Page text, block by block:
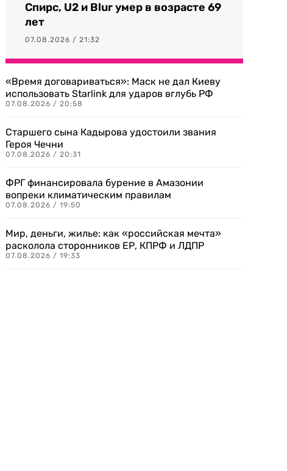
Спирс, U2 и Blur умер в возрасте 69
лет
07.08.2026 / 21:32
«Время договариваться»: Маск не дал Киеву
использовать Starlink для ударов вглубь РФ
07.08.2026 / 20:58
Старшего сына Кадырова удостоили звания
Героя Чечни
07.08.2026 / 20:31
ФРГ финансировала бурение в Амазонии
вопреки климатическим правилам
07.08.2026 / 19:50
Мир, деньги, жилье: как «российская мечта»
расколола сторонников ЕР, КПРФ и ЛДПР
07.08.2026 / 19:33